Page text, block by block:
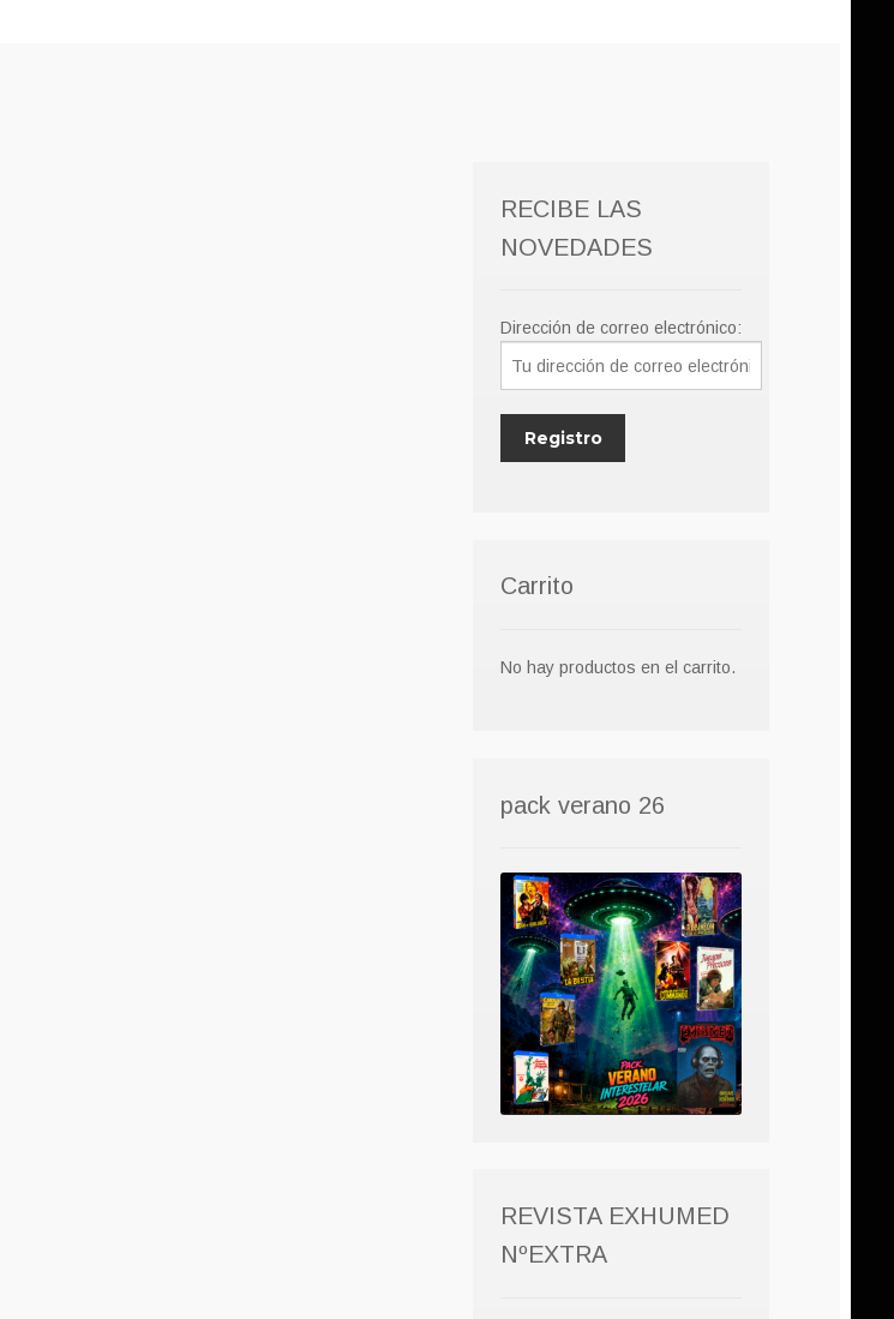
RECIBE LAS
NOVEDADES
Dirección de correo electrónico:
Carrito
No hay productos en el carrito.
pack verano 26
REVISTA EXHUMED
NºEXTRA